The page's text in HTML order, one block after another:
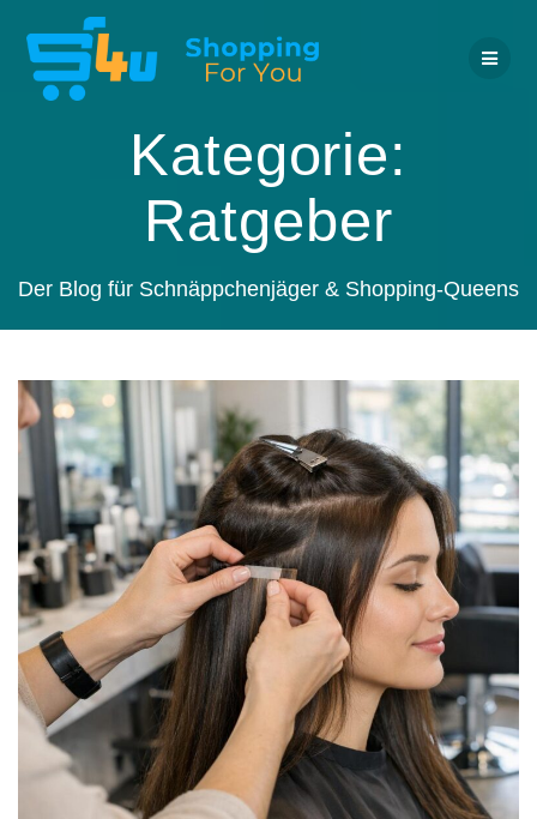
Inhalt
springen
Kategorie:
Ratgeber
Der Blog für Schnäppchenjäger & Shopping-Queens